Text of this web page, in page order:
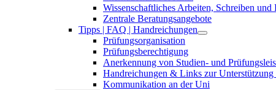
Wissenschaftliches Arbeiten, Schreiben und
Zentrale Beratungsangebote
Tipps | FAQ | Handreichungen
Prüfungsorganisation
Prüfungsberechtigung
Anerkennung von Studien- und
Handreichungen & Links zur
Kommunikation an der Uni